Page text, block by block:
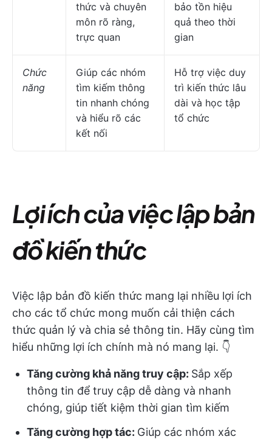
thức và chuyên
môn rõ ràng,
trực quan
bảo tồn hiệu
quả theo thời
gian
Chức
năng
Giúp các nhóm
tìm kiếm thông
tin nhanh chóng
và hiểu rõ các
kết nối
Hỗ trợ việc duy
trì kiến thức lâu
dài và học tập
tổ chức
Lợi ích của việc lập bản
đồ kiến thức
Việc lập bản đồ kiến thức mang lại nhiều lợi ích
cho các tổ chức mong muốn cải thiện cách
thức quản lý và chia sẻ thông tin. Hãy cùng tìm
hiểu những lợi ích chính mà nó mang lại. 👇
Tăng cường khả năng truy cập: Sắp xếp
thông tin để truy cập dễ dàng và nhanh
chóng, giúp tiết kiệm thời gian tìm kiếm
Tăng cường hợp tác: Giúp các nhóm xác